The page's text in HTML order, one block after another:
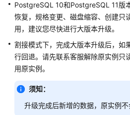
（巴
黎
区
域）
用
指
南
（吉
PostgreSQL 10和PostgreSQL 11版
恢复，规格变更、磁盘缩容、创建只
用，建议您尽快进行大版本升级。
割接模式下，完成大版本升级后，如
行回退。请先联系客服解除原实例只
用原实例。
须知：
升级完成后新增的数据，原实例不